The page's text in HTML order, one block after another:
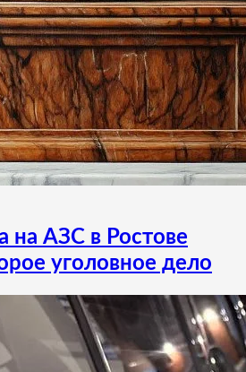
на АЗС в Ростове
уголовное дело